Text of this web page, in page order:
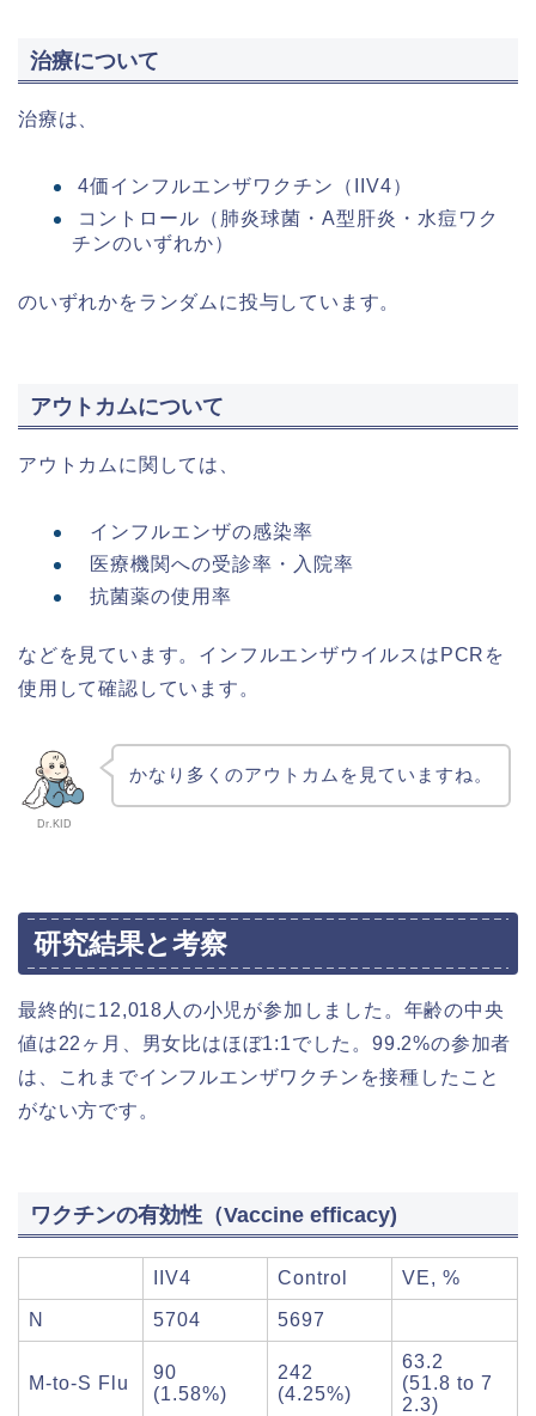
治療について
治療は、
4価インフルエンザワクチン（IIV4）
コントロール（肺炎球菌・A型肝炎・水痘ワク
チンのいずれか）
のいずれかをランダムに投与しています。
アウトカムについて
アウトカムに関しては、
インフルエンザの感染率
医療機関への受診率・入院率
抗菌薬の使用率
などを見ています。インフルエンザウイルスはPCRを
使用して確認しています。
Dr.KID
かなり多くのアウトカムを見ていますね。
研究結果と考察
最終的に12,018人の小児が参加しました。年齢の中央
値は22ヶ月、男女比はほぼ1:1でした。99.2%の参加者
は、これまでインフルエンザワクチンを接種したこと
がない方です。
ワクチンの有効性（Vaccine efficacy)
IIV4 Control VE, %
N 5704 5697
M-to-S Flu
90
(1.58%)
242
(4.25%)
63.2
(51.8 to 7
2.3)